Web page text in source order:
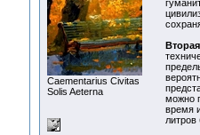
Сaementarius Civitas
Solis Aeterna
можно
время
литров